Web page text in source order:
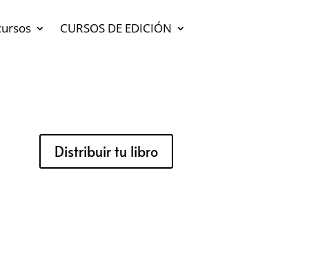
CURSOS DE EDICIÓN
Distribuir tu libro